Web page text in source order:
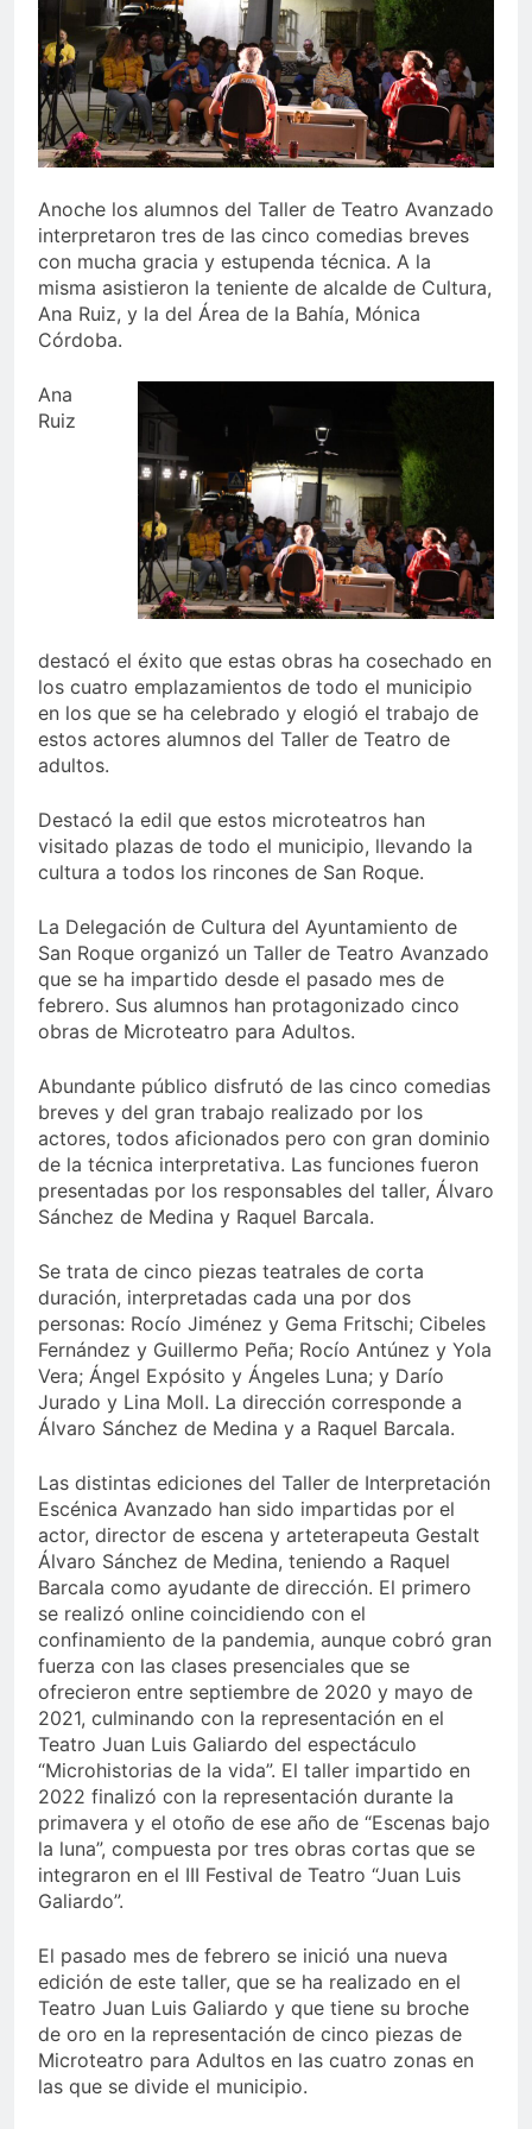
echa el cierre con éxito
rotundo
1 Semana Atrás
La Mancomunidad y el
Banco de Alimentos del
Campo de Gibraltar renuevan
su convenio de colaboración
1 Semana Atrás
Tráfico especial para
despedir la feria. Ojo si vas
La feria se despide por todo
lo alto: Antonio José,
fuegos artificiales y música
hasta el amanecer
2 Semanas Atrás
Anoche los alumnos del Taller de Teatro Avanzado
interpretaron tres de las cinco comedias breves
con mucha gracia y estupenda técnica. A la
misma asistieron la teniente de alcalde de Cultura,
Ana Ruiz, y la del Área de la Bahía, Mónica
Córdoba.
Ana
Ruiz
destacó el éxito que estas obras ha cosechado en
los cuatro emplazamientos de todo el municipio
en los que se ha celebrado y elogió el trabajo de
estos actores alumnos del Taller de Teatro de
adultos.
Destacó la edil que estos microteatros han
visitado plazas de todo el municipio, llevando la
cultura a todos los rincones de San Roque.
La Delegación de Cultura del Ayuntamiento de
San Roque organizó un Taller de Teatro Avanzado
que se ha impartido desde el pasado mes de
febrero. Sus alumnos han protagonizado cinco
obras de Microteatro para Adultos.
Abundante público disfrutó de las cinco comedias
breves y del gran trabajo realizado por los
actores, todos aficionados pero con gran dominio
de la técnica interpretativa. Las funciones fueron
presentadas por los responsables del taller, Álvaro
Sánchez de Medina y Raquel Barcala.
Se trata de cinco piezas teatrales de corta
duración, interpretadas cada una por dos
personas: Rocío Jiménez y Gema Fritschi; Cibeles
Fernández y Guillermo Peña; Rocío Antúnez y Yola
Vera; Ángel Expósito y Ángeles Luna; y Darío
Jurado y Lina Moll. La dirección corresponde a
Álvaro Sánchez de Medina y a Raquel Barcala.
Las distintas ediciones del Taller de Interpretación
Escénica Avanzado han sido impartidas por el
actor, director de escena y arteterapeuta Gestalt
Álvaro Sánchez de Medina, teniendo a Raquel
Barcala como ayudante de dirección. El primero
se realizó online coincidiendo con el
confinamiento de la pandemia, aunque cobró gran
fuerza con las clases presenciales que se
ofrecieron entre septiembre de 2020 y mayo de
2021, culminando con la representación en el
Teatro Juan Luis Galiardo del espectáculo
“Microhistorias de la vida”. El taller impartido en
2022 finalizó con la representación durante la
primavera y el otoño de ese año de “Escenas bajo
la luna”, compuesta por tres obras cortas que se
integraron en el III Festival de Teatro “Juan Luis
Galiardo”.
El pasado mes de febrero se inició una nueva
edición de este taller, que se ha realizado en el
Teatro Juan Luis Galiardo y que tiene su broche
de oro en la representación de cinco piezas de
Microteatro para Adultos en las cuatro zonas en
las que se divide el municipio.